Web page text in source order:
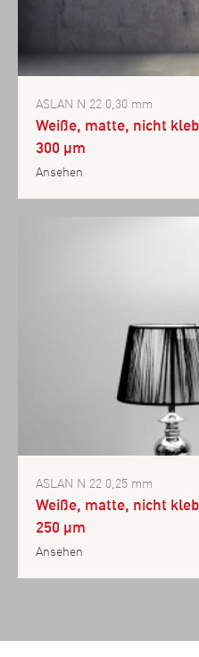
ASLAN N 22 0,30 mm
Weiße, matte, nicht
300 µm
Ansehen
ASLAN N 22 0,25 mm
Weiße, matte, nicht
250 µm
Ansehen